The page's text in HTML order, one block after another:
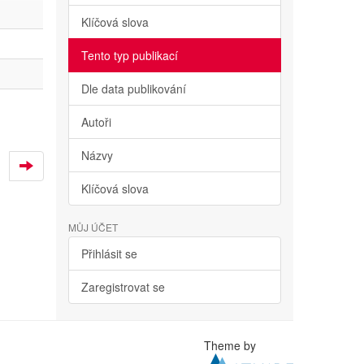
Klíčová slova
Tento typ publikací
Dle data publikování
Autoři
Názvy
Klíčová slova
MŮJ ÚČET
Přihlásit se
Zaregistrovat se
Theme by